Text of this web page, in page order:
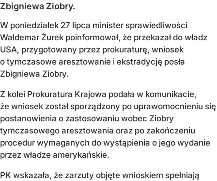
Zbigniewa Ziobry.
W poniedziałek 27 lipca minister sprawiedliwości
Waldemar Żurek poinformował, że przekazał do władz
USA, przygotowany przez prokuraturę, wniosek
o tymczasowe aresztowanie i ekstradycję posła
Zbigniewa Ziobry.
Z kolei Prokuratura Krajowa podała w komunikacie,
że wniosek został sporządzony po uprawomocnieniu się
postanowienia o zastosowaniu wobec Ziobry
tymczasowego aresztowania oraz po zakończeniu
procedur wymaganych do wystąpienia o jego wydanie
przez władze amerykańskie.
PK wskazała, że zarzuty objęte wnioskiem spełniają